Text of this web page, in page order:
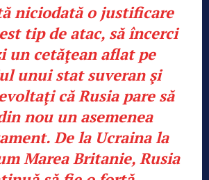
niciodată o justificare
tip de atac, să încerci
un cetăţean aflat pe
unui stat suveran şi
că Rusia pare să
nou un asemenea
De la Ucraina la
Marea Britanie, Rusia